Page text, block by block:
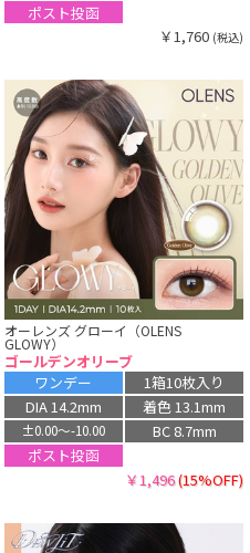
ポスト投函
￥1,760 (税込)
オーレンズ グローイ（OLENS
GLOWY）
ゴールデンオリーブ
ワンデー
1箱10枚入り
DIA 14.2mm
着色 13.1mm
±0.00〜-10.00
BC 8.7mm
ポスト投函
￥1,496(15%OFF)